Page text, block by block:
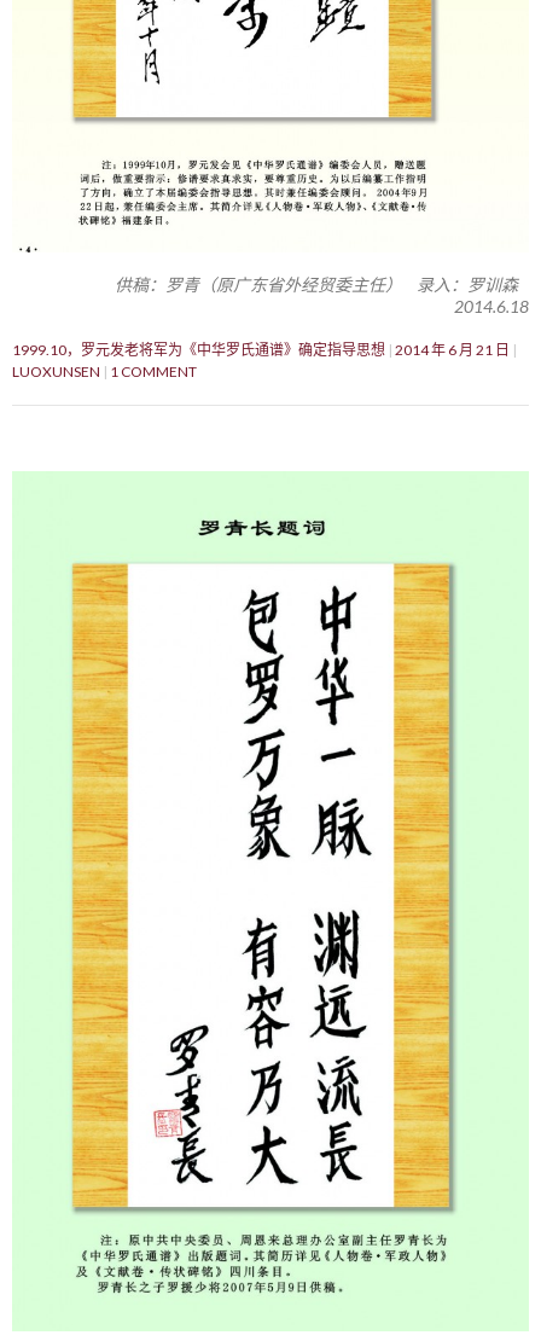
供稿：罗青（原广东省外经贸委主任） 录入：罗训森
2014.6.18
1999.10，罗元发老将军为《中华罗氏通谱》确定指导思想 2014 年 6 月 21 日
LUOXUNSEN
1 COMMENT